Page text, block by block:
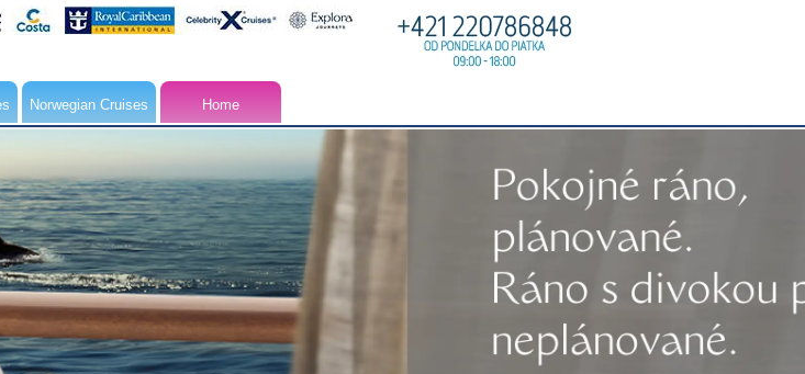
Norwegian Cruises Home